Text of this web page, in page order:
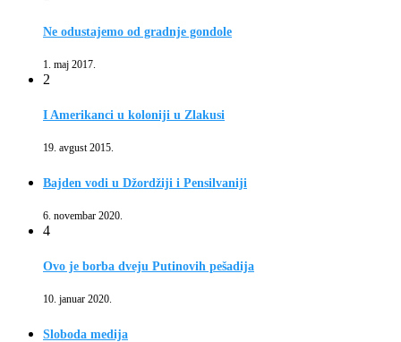
Ne odustajemo od gradnje gondole
1. maj 2017.
2
I Amerikanci u koloniji u Zlakusi
19. avgust 2015.
Bajden vodi u Džordžiji i Pensilvaniji
6. novembar 2020.
4
Ovo je borba dveju Putinovih pešadija
10. januar 2020.
Sloboda medija